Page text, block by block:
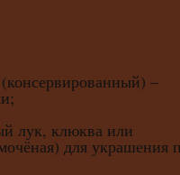
–
лук, клюква или
для украшения